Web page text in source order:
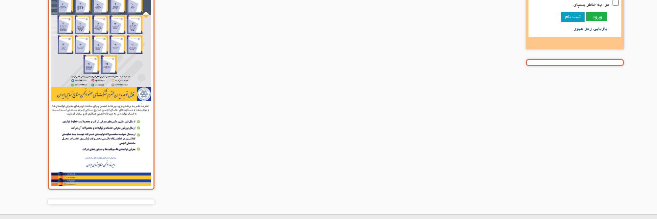
مرا به خاطر بسپار.
ثبت نام
بازیابی رمز عبور